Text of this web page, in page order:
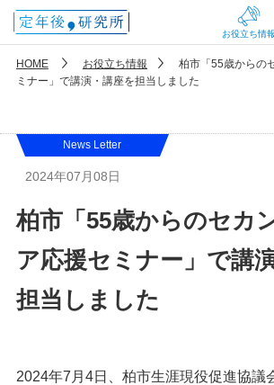
お役立ち情報
HOME お役立ち情報
柏市「55歳からの
ミナー」で講演・講座を担当しました
News Letter
2024年07月08日
柏市「55歳からのセカ
ア応援セミナー」で講
担当しました
2024年7月4日、柏市生涯現役促進協議